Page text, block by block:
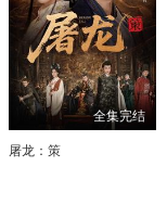
全集完结
屠龙：策